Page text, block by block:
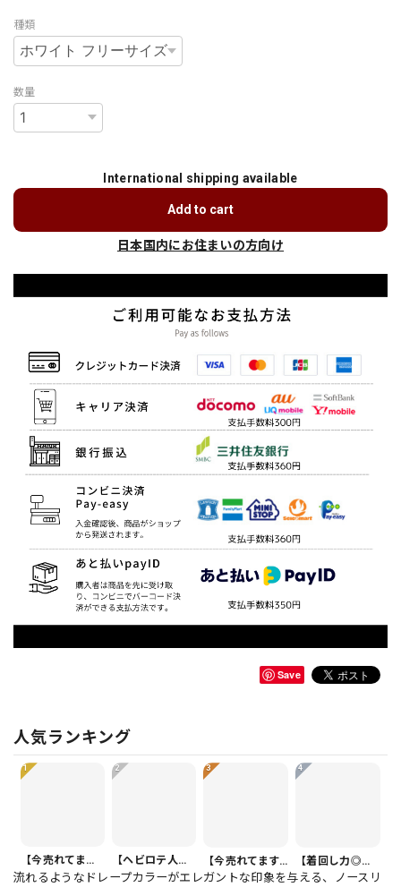
種類
数量
International shipping available
Add to cart
日本国内にお住まいの方向け
Save
人気ランキング
1
【今売れてます】ボタンフロント バルーンシルエット ハーフ丈 パンツ 1color PT0407
2
【ヘビロテ人気】カジュアルクロップドパンツ PT0341
3
【今売れてます】ボタンフロント オーバーサイズ 半袖 シャツワンピース 1color ON1035
4
【着回し力◎セット】フリル 半袖 クロップド シャツカラー ブラウス＆ワイドレッグパンツ（上下個別） 1color ST0219
流れるようなドレープカラーがエレガントな印象を与える、ノースリ